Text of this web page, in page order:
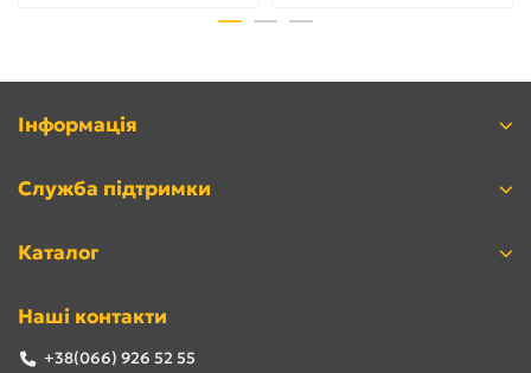
Інформація
Служба підтримки
Каталог
Наші контакти
+38(066) 926 52 55